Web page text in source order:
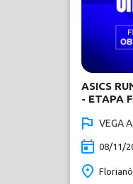
ASICS
- ETAPA
VEGA
08/11/